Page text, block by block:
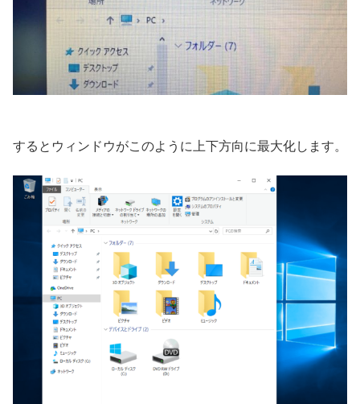
するとウィンドウがこのように上下方向に最大化します。